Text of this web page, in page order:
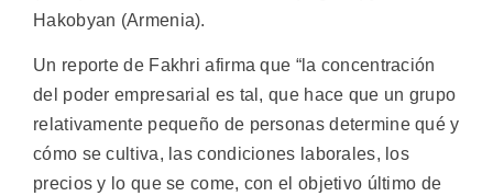
Hakobyan (Armenia).
Un reporte de Fakhri afirma que “la concentración
del poder empresarial es tal, que hace que un grupo
relativamente pequeño de personas determine qué y
cómo se cultiva, las condiciones laborales, los
precios y lo que se come, con el objetivo último de